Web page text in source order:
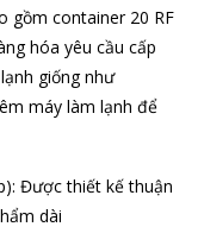
gồm container 20 RF
hóa yêu cầu cấp
giống như
máy làm lạnh để
Được thiết kế thuận
dài